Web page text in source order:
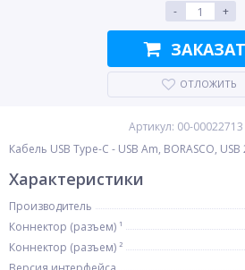
-
+
ОТЛОЖИТЬ
Артикул: 00-00022713
Кабель USB Type-C - USB Am, BORASCO,
Характеристики
Производитель
Коннектор (разъем) ¹
Коннектор (разъем) ²